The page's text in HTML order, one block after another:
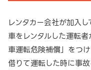
レンタカー会社が加入
車をレンタルした運転
車運転危険補償」をつ
借りて運転した時に事